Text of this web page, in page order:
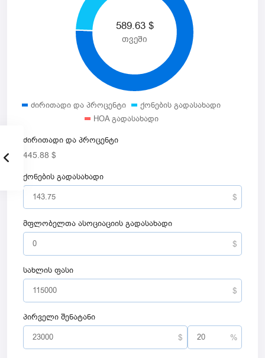
589.63$
თვეში
ძირითადი და პროცენტი
ქონების გადასახადი
HOA გადასახადი
ძირითადი და პროცენტი
445.88 $
ქონების გადასახადი
მფლობელთა ასოციაციის გადასახადი
სახლის ფასი
პირველი შენატანი